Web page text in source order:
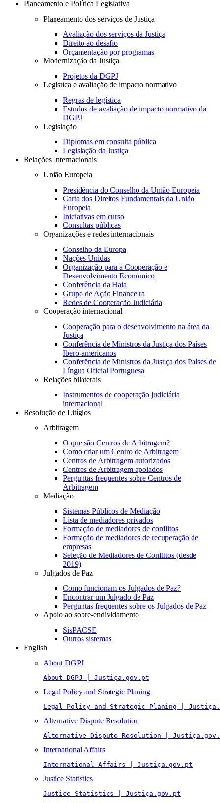
Planeamento e Política Legislativa
Planeamento dos serviços de Justiça
Avaliação dos serviços da Justiça
Direito ao desafio
Orçamentação por programas
Modernização da Justiça
Projetos da DGPJ
Legística e avaliação de impacto normativo
Regras de legística
Estudos de avaliação de impacto normativo da
DGPJ
Legislação
Diplomas em consulta pública
Legislação da Justiça
Relações Internacionais
União Europeia
Presidência do Conselho da União Europeia
Carta dos Direitos Fundamentais da União
Europeia
Iniciativas em curso
Consultas públicas
Organizações e redes internacionais
Conselho da Europa
Nações Unidas
Organização para a Cooperação e
Desenvolvimento Económico
Conferência da Haia
Grupo de Ação Financeira
Redes de Cooperação Judiciária
Cooperação internacional
Cooperação para o desenvolvimento na área da
Justiça
Conferência de Ministros da Justiça dos Países
Ibero-americanos
Conferência de Ministros da Justiça dos Países de
Língua Oficial Portuguesa
Relações bilaterais
Instrumentos de cooperação judiciária
internacional
Resolução de Litígios
Arbitragem
O que são Centros de Arbitragem?
Como criar um Centro de Arbitragem
Centros de Arbitragem autorizados
Centros de Arbitragem apoiados
Perguntas frequentes sobre Centros de
Arbitragem
Mediação
Sistemas Públicos de Mediação
Lista de mediadores privados
Formação de mediadores de conflitos
Formação de mediadores de recuperação de
empresas
Seleção de Mediadores de Conflitos (desde
2019)
Julgados de Paz
Como funcionam os Julgados de Paz?
Encontrar um Julgado de Paz
Perguntas frequentes sobre os Julgados de Paz
Apoio ao sobre-endividamento
SisPACSE
Outros sistemas
English
About DGPJ
About DGPJ | Justiça.gov.pt
Legal Policy and Strategic Planing
Legal Policy and Strategic Planing |
Alternative Dispute Resolution
Alternative Dispute Resolution |
International Affairs
International Affairs | Justiça.gov.pt
Justice Statistics
Justice Statistics | Justiça.gov.pt